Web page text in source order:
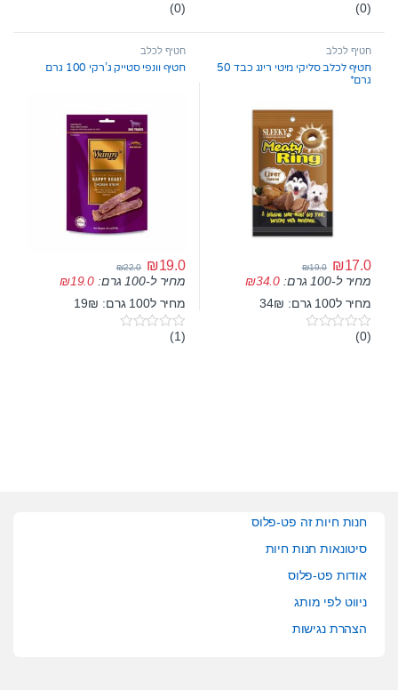
0
t
f
5
(0)
0
t
f
(0)
חטיף לכלב
חטיף לכלב סליקי מיטי רינג כבד 50
גרם*
₪17.0
₪19.0
מחיר ל-100 גרם: ₪34.0
מחיר ל100 גרם: 34₪
0(0)
חטיף לכלב
חטיף וונפי סטייק ג’רקי 100 גרם
₪19.0
₪22.0
מחיר ל-100 גרם: ₪19.0
מחיר ל100 גרם: 19₪
0(1)
חנות חיות זה פט-פלוס
סיטונאות חנות חיות
אודות פט-פלוס
ניווט לפי מותג
הצהרת נגישות